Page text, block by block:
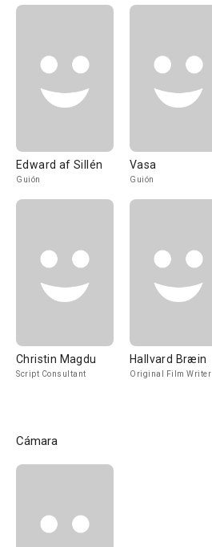
Edward af Sillén
Guión
Vasa
Guión
Christin Magdu
Script Consultant
Hallvard Bræin
Original Film Writer
Cámara